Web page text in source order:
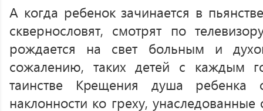
А когда ребенок зачинается в
сквернословят, смотрят по
рождается на свет больным и
сожалению, таких детей с каждым
таинстве Крещения душа ребенка
наклонности ко греху,